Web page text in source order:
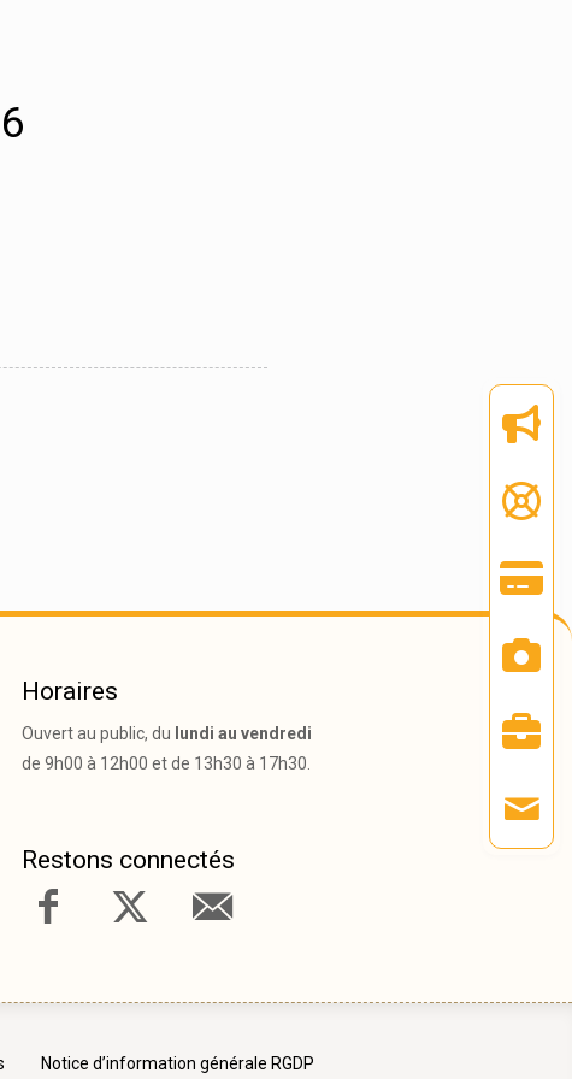
Horaires
Ouvert au public, du lundi au vendredi
de 9h00 à 12h00 et de 13h30 à 17h30.
Restons connectés
Notice d’information générale RGDP